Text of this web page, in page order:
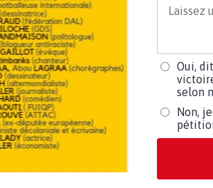
Oui,
selon
Non,